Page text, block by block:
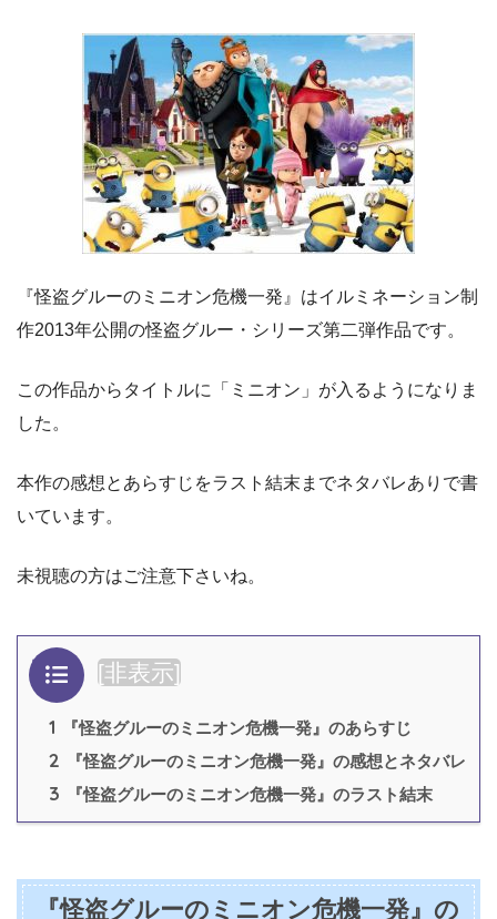
『怪盗グルーのミニオン危機一発』はイルミネーション制
作2013年公開の怪盗グルー・シリーズ第二弾作品です。
この作品からタイトルに「ミニオン」が入るようになりま
した。
本作の感想とあらすじをラスト結末までネタバレありで書
いています。
未視聴の方はご注意下さいね。
目次 [非表示]
1 『怪盗グルーのミニオン危機一発』のあらすじ
2 『怪盗グルーのミニオン危機一発』の感想とネタバレ
3 『怪盗グルーのミニオン危機一発』のラスト結末
『怪盗グルーのミニオン危機一発』の